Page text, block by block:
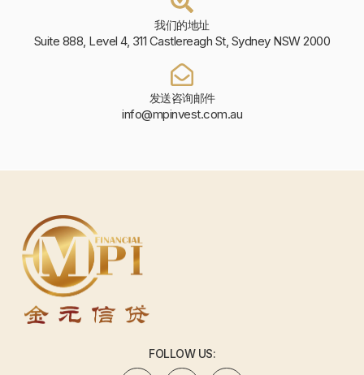
我们的地址
Suite 888, Level 4, 311 Castlereagh St, Sydney NSW 2000
发送咨询邮件
info@mpinvest.com.au
FOLLOW US: